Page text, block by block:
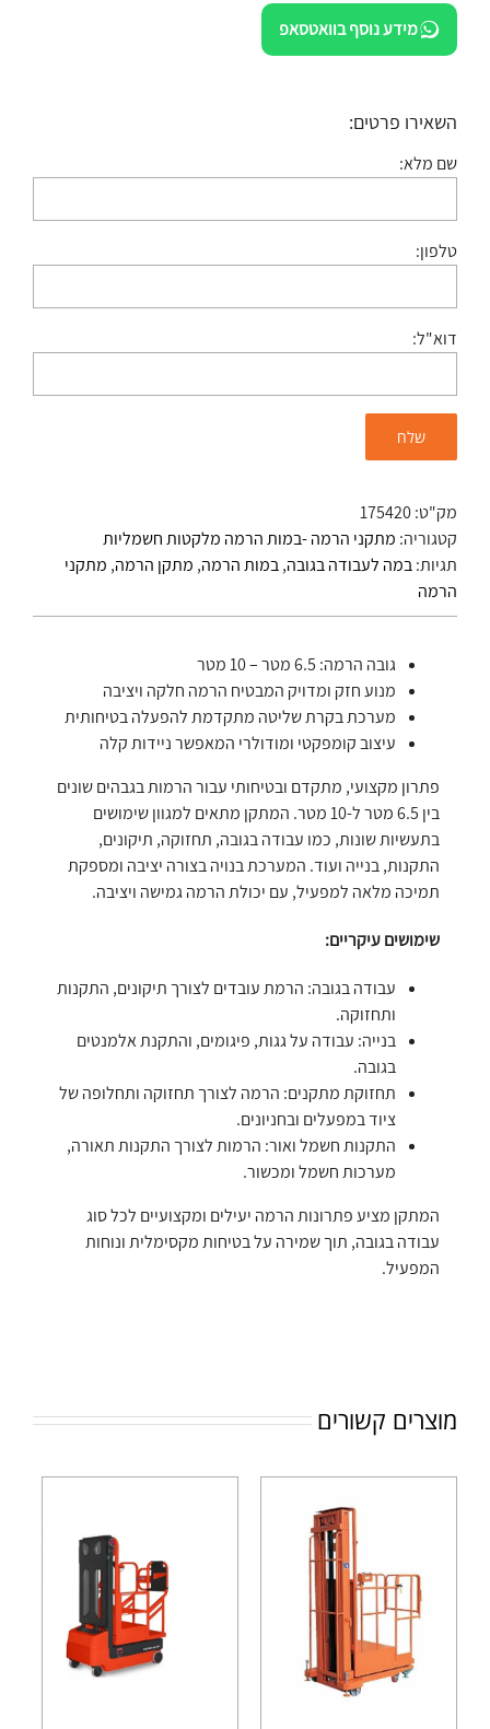
מידע נוסף בוואטסאפ
השאירו פרטים:
שם מלא:
טלפון:
דוא"ל:
מק"ט:175420
קטגוריה: מתקני הרמה -במות הרמה מלקטות חשמליות
תגיות:במה לעבודה בגובה,במות הרמה, מתקן הרמה, מתקני
הרמה
גובה הרמה: 6.5 מטר – 10 מטר
מנוע חזק ומדויק המבטיח הרמה חלקה ויציבה
מערכת בקרת שליטה מתקדמת להפעלה בטיחותית
עיצוב קומפקטי ומודולרי המאפשר ניידות קלה
פתרון מקצועי, מתקדם ובטיחותי עבור הרמות בגבהים שונים
בין 6.5 מטר ל-10 מטר. המתקן מתאים למגוון שימושים
בתעשיות שונות, כמו עבודה בגובה, תחזוקה, תיקונים,
התקנות, בנייה ועוד. המערכת בנויה בצורה יציבה ומספקת
תמיכה מלאה למפעיל, עם יכולת הרמה גמישה ויציבה.
שימושים עיקריים:
עבודה בגובה: הרמת עובדים לצורך תיקונים, התקנות
ותחזוקה.
בנייה: עבודה על גגות, פיגומים, והתקנת אלמנטים
בגובה.
תחזוקת מתקנים: הרמה לצורך תחזוקה ותחלופה של
ציוד במפעלים ובחניונים.
התקנות חשמל ואור: הרמות לצורך התקנות תאורה,
מערכות חשמל ומכשור.
המתקן מציע פתרונות הרמה יעילים ומקצועיים לכל סוג
עבודה בגובה, תוך שמירה על בטיחות מקסימלית ונוחות
המפעיל.
מוצרים קשורים